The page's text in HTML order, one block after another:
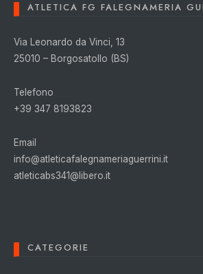
ATLETICA FG FALEGNAMERIA
Via Leonardo da Vinci, 13
25010 – Borgosatollo (BS)
Telefono
+39 347 8193823
Email
info@atleticafalegnameriaguerrini.it
atleticabs341@libero.it
CATEGORIE